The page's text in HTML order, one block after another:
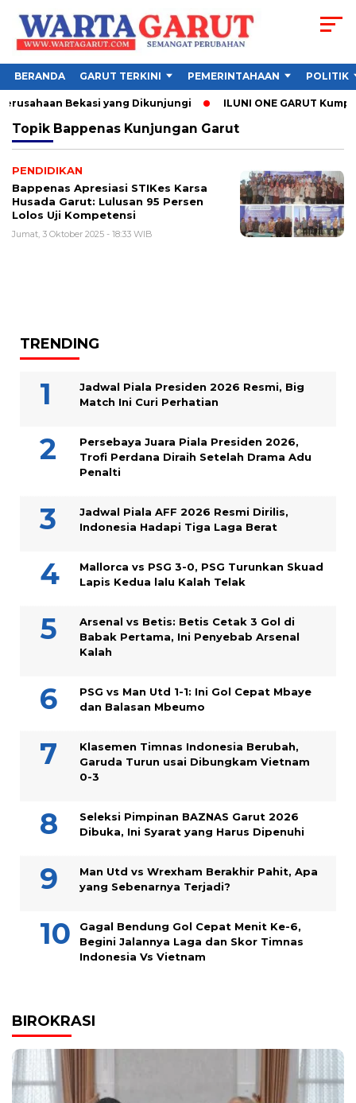
BERANDA GARUT TERKINI PEMERINTAHAAN POLITIK
Bekasi yang Dikunjungi ILUNI ONE GARUT
Topik Bappenas Kunjungan Garut
PENDIDIKAN
Bappenas Apresiasi STIKes Karsa
Husada Garut: Lulusan 95 Persen
Lolos Uji Kompetensi
Jumat, 3 Oktober 2025 - 18:33 WIB
TRENDING
Jadwal Piala Presiden 2026 Resmi, Big
Match Ini Curi Perhatian
Persebaya Juara Piala Presiden 2026,
Trofi Perdana Diraih Setelah Drama Adu
Penalti
Jadwal Piala AFF 2026 Resmi Dirilis,
Indonesia Hadapi Tiga Laga Berat
Mallorca vs PSG 3-0, PSG Turunkan Skuad
Lapis Kedua lalu Kalah Telak
Arsenal vs Betis: Betis Cetak 3 Gol di
Babak Pertama, Ini Penyebab Arsenal
Kalah
PSG vs Man Utd 1-1: Ini Gol Cepat Mbaye
dan Balasan Mbeumo
Klasemen Timnas Indonesia Berubah,
Garuda Turun usai Dibungkam Vietnam
0-3
Seleksi Pimpinan BAZNAS Garut 2026
Dibuka, Ini Syarat yang Harus Dipenuhi
Man Utd vs Wrexham Berakhir Pahit, Apa
yang Sebenarnya Terjadi?
Gagal Bendung Gol Cepat Menit Ke-6,
Begini Jalannya Laga dan Skor Timnas
Indonesia Vs Vietnam
BIROKRASI